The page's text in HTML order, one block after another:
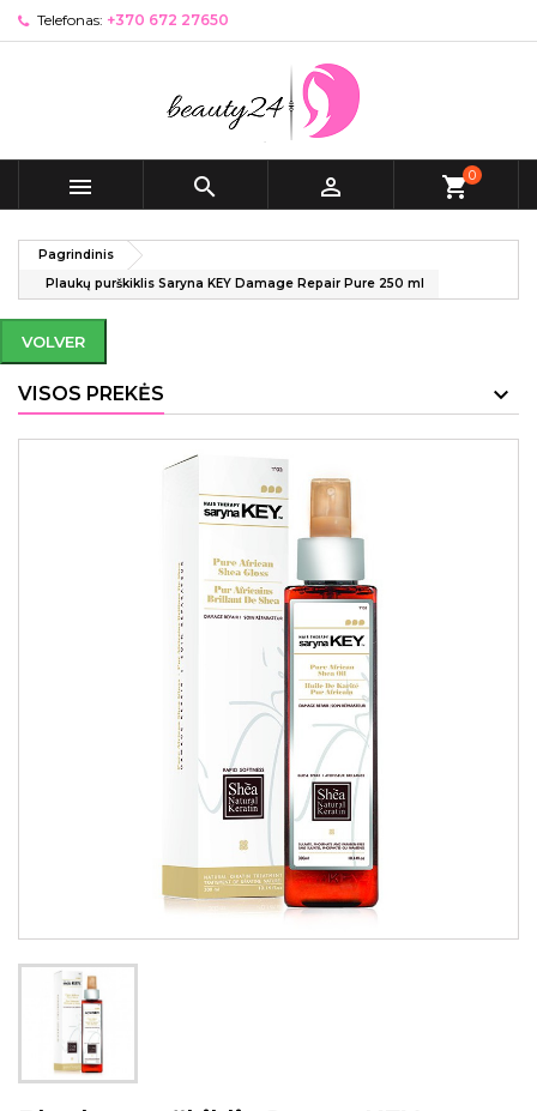
Telefonas: +370 672 27650
   shopping_cart0
Pagrindinis
Plaukų purškiklis Saryna KEY Damage Repair Pure 250 ml
VOLVER
VISOS PREKĖS